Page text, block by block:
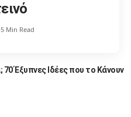
5 Min Read
Έξυπνες Ιδέες που το Κάνουν